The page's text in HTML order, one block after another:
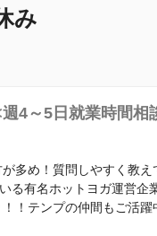
み
4～5日就業時間
多め！質問しやすく教
る有名ホットヨガ運営
！テンプの仲間もご活